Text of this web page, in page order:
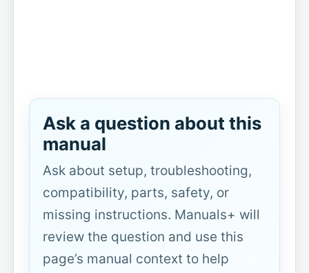
Ask a question about this
manual
Ask about setup, troubleshooting,
compatibility, parts, safety, or
missing instructions. Manuals+ will
review the question and use this
page’s manual context to help